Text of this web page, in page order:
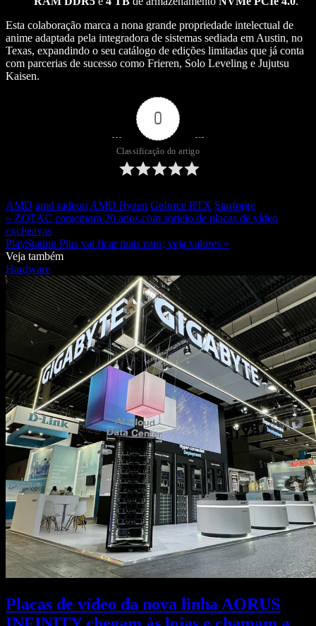
Esta colaboração marca a nona grande propriedade intelectual de
anime adaptada pela integradora de sistemas sediada em Austin, no
Texas, expandindo o seu catálogo de edições limitadas que já conta
com parcerias de sucesso como Frieren, Solo Leveling e Jujutsu
Kaisen.
0
Classificação do artigo
AMD amd radeon AMD Ryzen Geforce RTX Starforge
« ZOTAC comemora 20 anos com sorteio de placas de vídeo
exclusivas
PlayStation Plus vai ficar mais caro; veja valores »
Veja também
Hardware
Placas de vídeo da nova linha AORUS